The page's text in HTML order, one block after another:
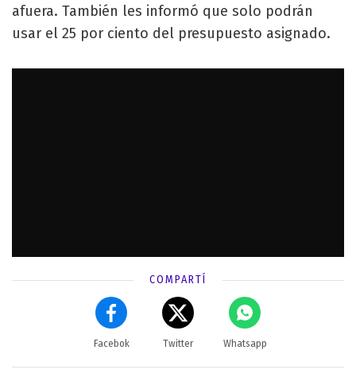
afuera. También les informó que solo podrán
usar el 25 por ciento del presupuesto asignado.
COMPARTÍ
Facebok Twitter Whatsapp